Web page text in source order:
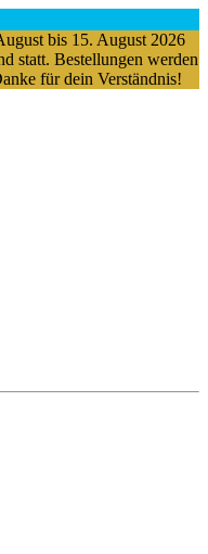
bis 15. August 2026
statt. Bestellungen werden
für dein Verständnis!